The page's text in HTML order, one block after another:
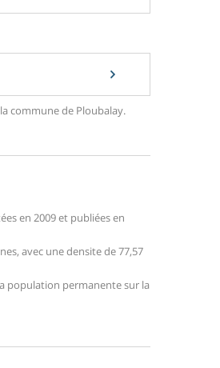
commune de Ploubalay.
en 2009 et publiées en
avec une densite de 77,57
population permanente sur la